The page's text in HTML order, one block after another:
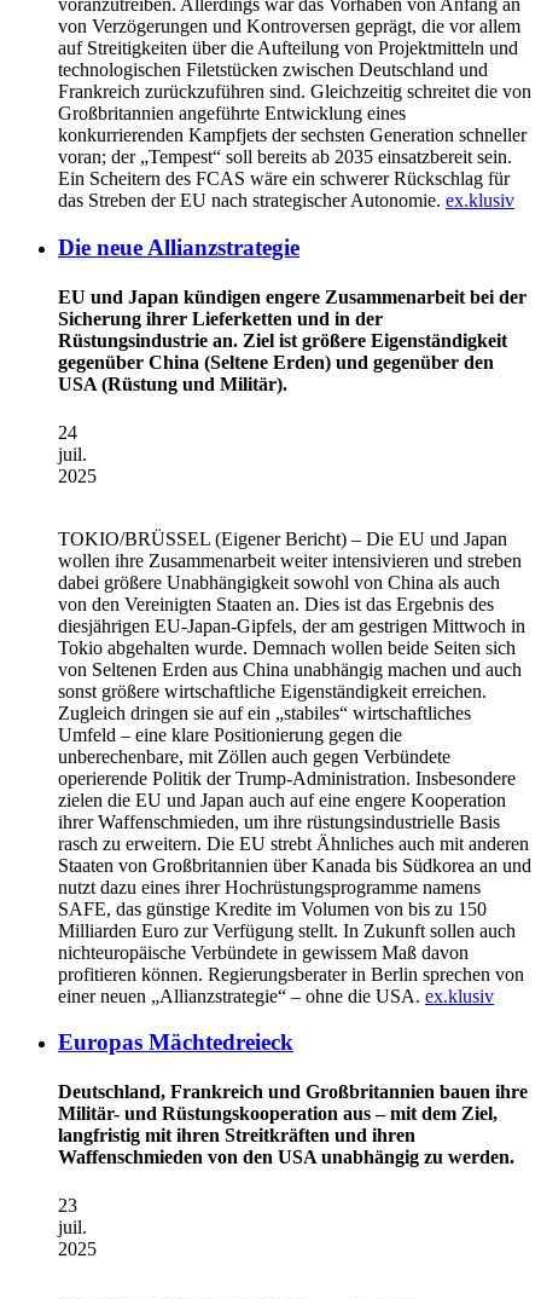
voranzutreiben. Allerdings war das Vorhaben von Anfang an
von Verzögerungen und Kontroversen geprägt, die vor allem
auf Streitigkeiten über die Aufteilung von Projektmitteln und
technologischen Filetstücken zwischen Deutschland und
Frankreich zurückzuführen sind. Gleichzeitig schreitet die von
Großbritannien angeführte Entwicklung eines
konkurrierenden Kampfjets der sechsten Generation schneller
voran; der „Tempest“ soll bereits ab 2035 einsatzbereit sein.
Ein Scheitern des FCAS wäre ein schwerer Rückschlag für
das Streben der EU nach strategischer Autonomie. ex.klusiv
Die neue Allianzstrategie
EU und Japan kündigen engere Zusammenarbeit bei der
Sicherung ihrer Lieferketten und in der
Rüstungsindustrie an. Ziel ist größere Eigenständigkeit
gegenüber China (Seltene Erden) und gegenüber den
USA (Rüstung und Militär).
24
juil.
2025
TOKIO/BRÜSSEL (Eigener Bericht) – Die EU und Japan
wollen ihre Zusammenarbeit weiter intensivieren und streben
dabei größere Unabhängigkeit sowohl von China als auch
von den Vereinigten Staaten an. Dies ist das Ergebnis des
diesjährigen EU-Japan-Gipfels, der am gestrigen Mittwoch in
Tokio abgehalten wurde. Demnach wollen beide Seiten sich
von Seltenen Erden aus China unabhängig machen und auch
sonst größere wirtschaftliche Eigenständigkeit erreichen.
Zugleich dringen sie auf ein „stabiles“ wirtschaftliches
Umfeld – eine klare Positionierung gegen die
unberechenbare, mit Zöllen auch gegen Verbündete
operierende Politik der Trump-Administration. Insbesondere
zielen die EU und Japan auch auf eine engere Kooperation
ihrer Waffenschmieden, um ihre rüstungsindustrielle Basis
rasch zu erweitern. Die EU strebt Ähnliches auch mit anderen
Staaten von Großbritannien über Kanada bis Südkorea an und
nutzt dazu eines ihrer Hochrüstungsprogramme namens
SAFE, das günstige Kredite im Volumen von bis zu 150
Milliarden Euro zur Verfügung stellt. In Zukunft sollen auch
nichteuropäische Verbündete in gewissem Maß davon
profitieren können. Regierungsberater in Berlin sprechen von
einer neuen „Allianzstrategie“ – ohne die USA. ex.klusiv
Europas Mächtedreieck
Deutschland, Frankreich und Großbritannien bauen ihre
Militär- und Rüstungskooperation aus – mit dem Ziel,
langfristig mit ihren Streitkräften und ihren
Waffenschmieden von den USA unabhängig zu werden.
23
juil.
2025